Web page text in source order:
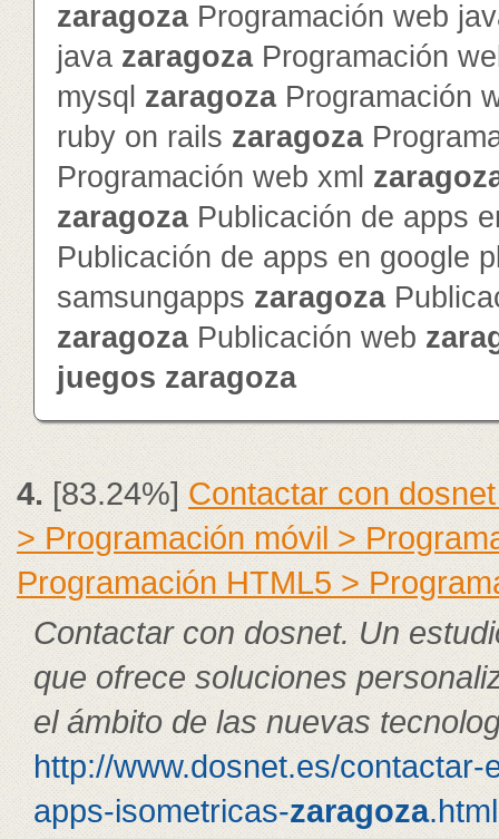
zaragozaProgramación web
java zaragozaProgramación
mysql zaragozaProgramación
ruby on rails zaragoza
Programación web xml
zaragozaPublicación de apps
Publicación de apps en google
samsungapps zaragoza
zaragozaPublicación web
juegos zaragoza
4.[83.24%] Contactar con
> Programación móvil >
Programación HTML5 >
Contactar con dosnet. Un
que ofrece soluciones
el ámbito de las nuevas
http://www.dosnet.es/contactar-
apps-isometricas-zaragoza